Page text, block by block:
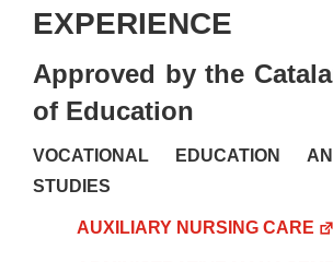
EXPERIENCE
Approved by the
of Education
VOCATIONAL EDUCATION
STUDIES
AUXILIARY NURSING CARE